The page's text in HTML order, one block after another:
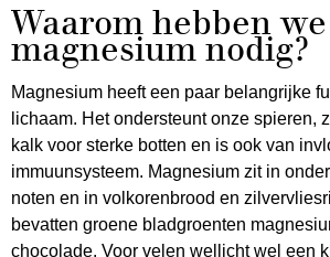
Waarom hebben we
magnesium nodig?
Magnesium heeft een paar belangrijke
lichaam. Het ondersteunt onze spieren,
kalk voor sterke botten en is ook van
immuunsysteem. Magnesium zit in
noten en in volkorenbrood en
bevatten groene bladgroenten
chocolade. Voor velen wellicht wel een